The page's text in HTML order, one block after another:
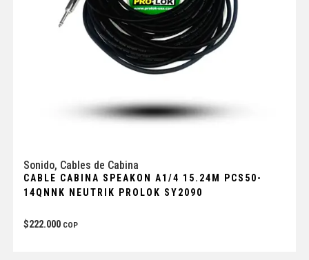
Sonido, Cables de Cabina
CABLE CABINA SPEAKON A1/4 15.24M PCS50-
14QNNK NEUTRIK PROLOK SY2090
$222.000 COP